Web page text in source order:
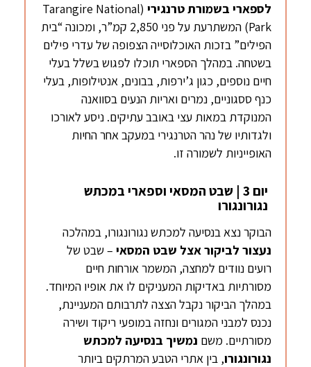
לספארי בשמורתטרנגירי (Tarangire National
Park) המשתרעת על פני 2,850 קמ”ר, ומכונה “בית
הפילים” בזכות האוכלוסייה הצפופה של עדרי פילים
בשטחה. במהלך הספארי תוכלו לפגוש בשלל בעלי
חיים נוספים, כגון ג’ירפות, בבונים, אנטילופות, בעלי
כנף ססגוניים, נמרים ואריות הנעים בסוואנה
המנוקדת במאות עצי באובב עתיקים. ניסע לאורכו
ולגדותיו של נהר הטרנגירי במעקב אחר החיות
האופייניות לשמורה זו.
יום 3 | שבט המסאי וספארי במכתש
נגורונגורו
הבוקר נצא בנסיעה למכתש נגורונגורו, במהלכה
נעצור לביקור אצל שבט המסאי – שבט של
רועים נוודים למחצה, המשמר אורחות חיים
מסורתיות באדיקות המעניקים לו את אופיו המיוחד.
במהלך הביקור נקבל הצצה לתרבותם המעניינת,
נכנס למבני המגורים ונחזה במופעי ריקוד ושירה
מסורתיים. משם נמשיך בנסיעה למכתש
נגורונגורו, בין אתרי הטבע המרתקים ביותר